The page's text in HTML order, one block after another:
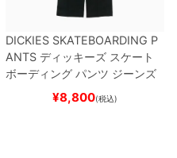
DICKIES SKATEBOARDING P
ANTS ディッキーズ スケート
ボーディング パンツ ジーンズ
SLIM FIT 30 LENGTH
スケートボード スケボー
¥8,800(税込)